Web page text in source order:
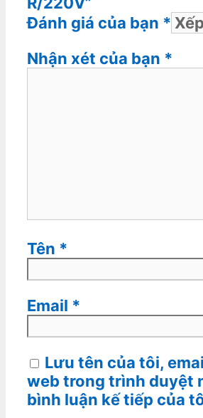
Đánh giá của bạn *
Nhận xét của bạn *
Tên *
Email *
Lưu tên của tôi,
web trong trình duyệt
bình luận kế tiếp của